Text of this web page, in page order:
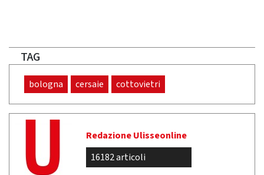
TAG
bologna cersaie cottovietri
Redazione Ulisseonline
16182 articoli